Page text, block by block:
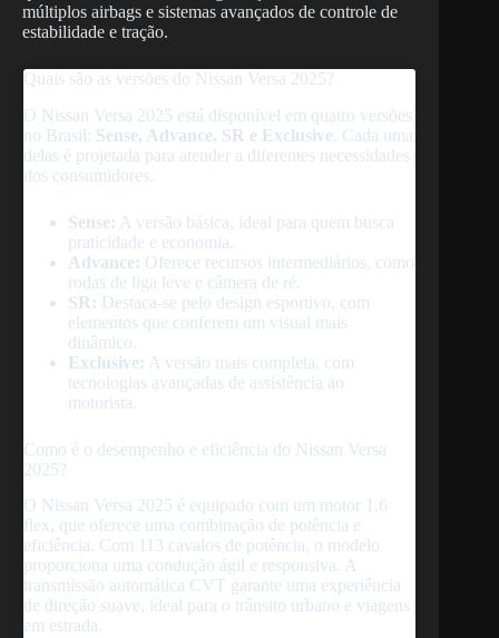
múltiplos airbags e sistemas avançados de controle de
estabilidade e tração.
Quais são as versões do Nissan Versa 2025?
O Nissan Versa 2025 está disponível em quatro versões
no Brasil: Sense, Advance, SR e Exclusive . Cada uma
delas é projetada para atender a diferentes necessidades
dos consumidores.
Sense: A versão básica, ideal para quem busca
praticidade e economia.
Advance: Oferece recursos intermediários, como
rodas de liga leve e câmera de ré.
SR: Destaca-se pelo design esportivo, com
elementos que conferem um visual mais
dinâmico.
Exclusive: A versão mais completa, com
tecnologias avançadas de assistência ao
motorista.
Como é o desempenho e eficiência do Nissan Versa
2025?
O Nissan Versa 2025 é equipado com um motor 1.6
flex, que oferece uma combinação de potência e
eficiência. Com 113 cavalos de potência, o modelo
proporciona uma condução ágil e responsiva. A
transmissão automática CVT garante uma experiência
de direção suave, ideal para o trânsito urbano e viagens
em estrada.